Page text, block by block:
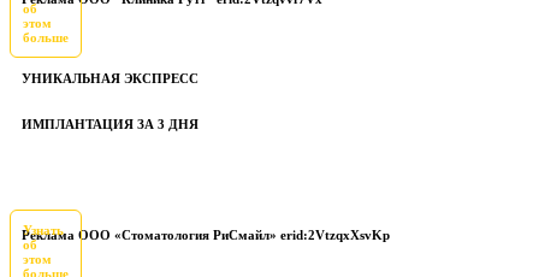
об
этом
больше
УНИКАЛЬНАЯ ЭКСПРЕСС
ИМПЛАНТАЦИЯ ЗА 3 ДНЯ
Реклама ООО «Стоматология РиСмайл» erid:2VtzqxXsvKp
Узнать
об
этом
больше